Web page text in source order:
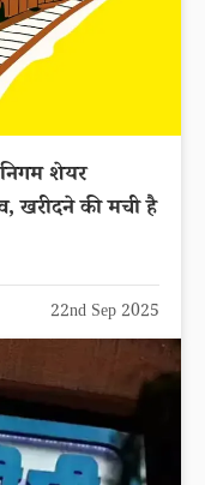
शेयर
खरीदने की मची है
22nd Sep 2025